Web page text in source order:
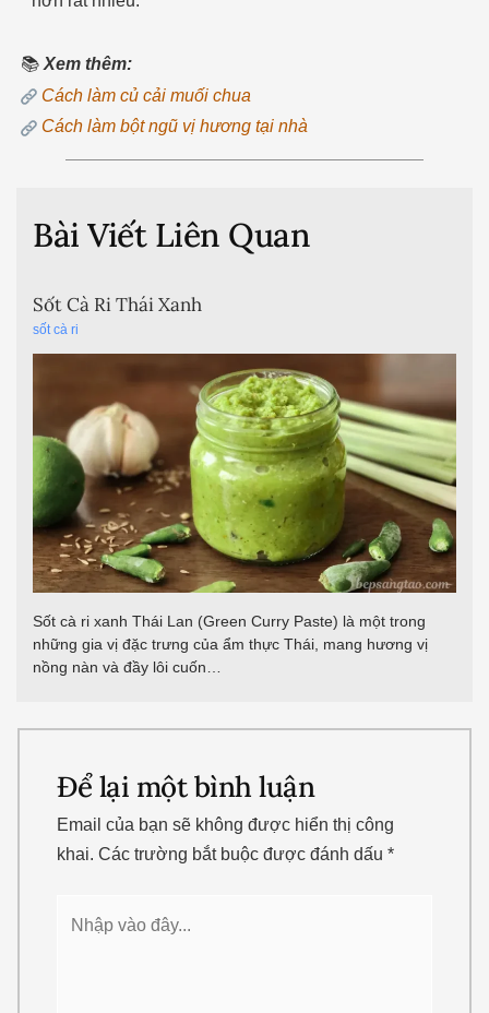
📚 Xem thêm:
Cách làm củ cải muối chua
Cách làm bột ngũ vị hương tại nhà
Bài Viết Liên Quan
Sốt Cà Ri Thái Xanh
sốt cà ri
Sốt cà ri xanh Thái Lan (Green Curry Paste) là một trong
những gia vị đặc trưng của ẩm thực Thái, mang hương vị
nồng nàn và đầy lôi cuốn…
Để lại một bình luận
Email của bạn sẽ không được hiển thị công
khai. Các trường bắt buộc được đánh dấu*